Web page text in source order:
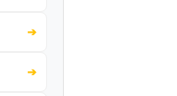
➔
➔